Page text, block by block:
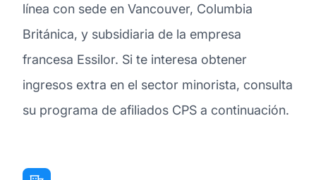
línea con sede en Vancouver, Columbia
Británica, y subsidiaria de la empresa
francesa Essilor. Si te interesa obtener
ingresos extra en el sector minorista, consulta
su programa de afiliados CPS a continuación.